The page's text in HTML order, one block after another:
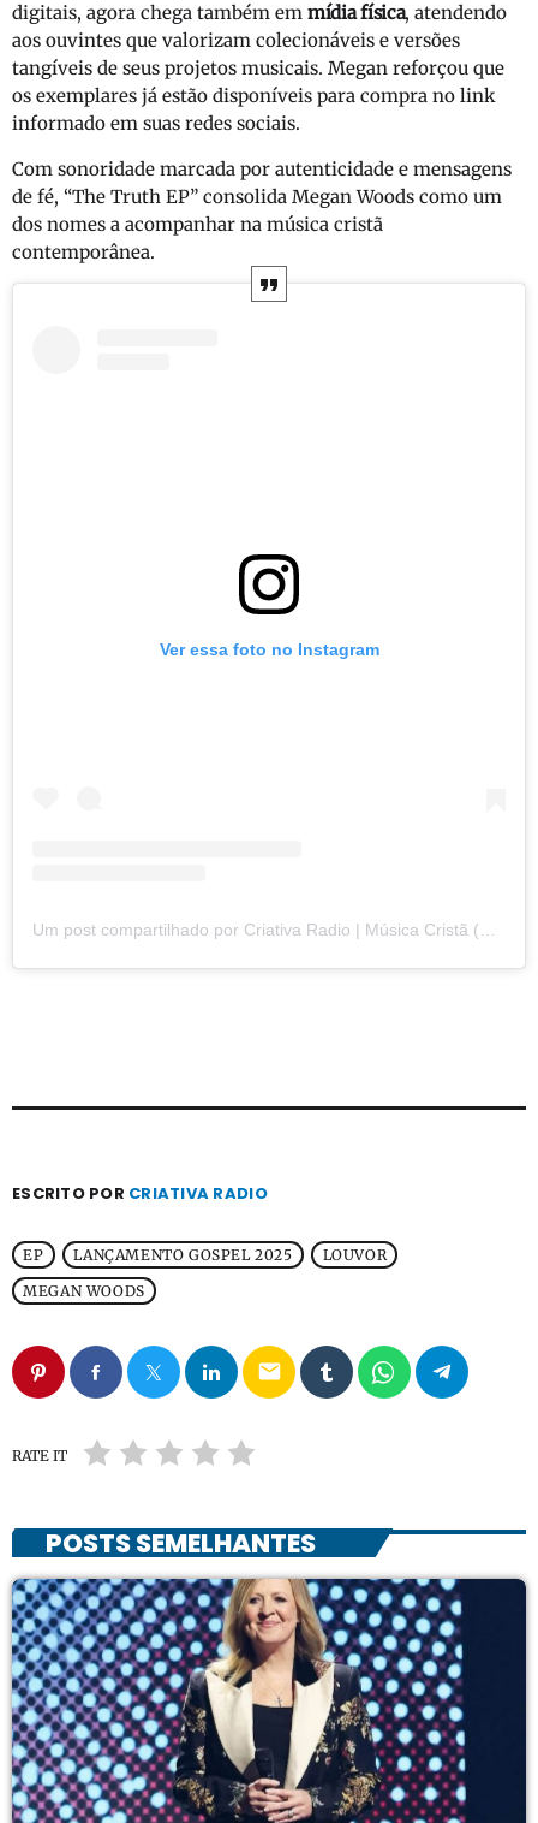
digitais, agora chega também em mídia física, atendendo
aos ouvintes que valorizam colecionáveis e versões
tangíveis de seus projetos musicais. Megan reforçou que
os exemplares já estão disponíveis para compra no link
informado em suas redes sociais.
Com sonoridade marcada por autenticidade e mensagens
de fé, “The Truth EP” consolida Megan Woods como um
dos nomes a acompanhar na música cristã
contemporânea.
Ver essa foto no Instagram
ESCRITO POR CRIATIVA RADIO
EP LANÇAMENTO GOSPEL 2025
LOUVOR
MEGAN WOODS
email
RATE IT
POSTS SEMELHANTES